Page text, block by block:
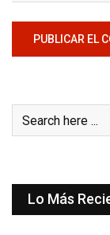
Lo Más